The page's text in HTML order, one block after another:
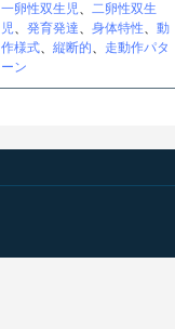
一卵性双生児、 二卵性双生
児、 発育発達、 身体特性、 動
作様式、 縦断的、 走動作パタ
ーン